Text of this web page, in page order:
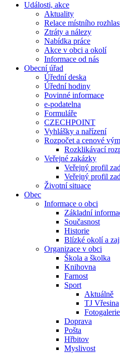
Události, akce
Aktuality
Relace místního
Ztráty a nálezy
Nabídka práce
Akce v obci a okolí
Informace od nás
Obecní úřad
Úřední deska
Úřední hodiny
Povinné informace
e-podatelna
Formuláře
CZECHPOINT
Vyhlášky a nařízení
Rozpočet a cenové
Rozklikávací
Veřejné zakázky
Veřejný profil
Veřejný profil
Životní situace
Obec
Informace o obci
Základní
Současnost
Historie
Blízké okolí a
Organizace v obci
Škola a školka
Knihovna
Farnost
Sport
Aktuálně
TJ Vřesina
Fotogalerie
Doprava
Pošta
Hřbitov
Myslivost